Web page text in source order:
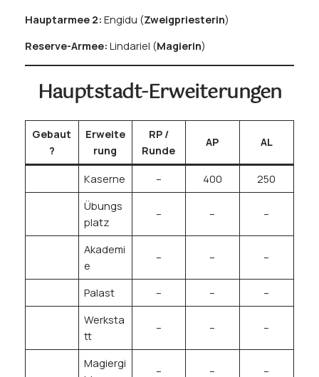
Hauptarmee 2: Engidu (Zweigpriesterin)
Reserve-Armee: Lindariel (Magierin)
Hauptstadt-Erweiterungen
Gebaut
?
Erweite
rung
RP /
Runde
AP AL
Kaserne – 400
250
Übungs
platz
– – –
Akademi
e
– – –
Palast – –
–
Werksta
tt
– – –
Magiergi
– – –